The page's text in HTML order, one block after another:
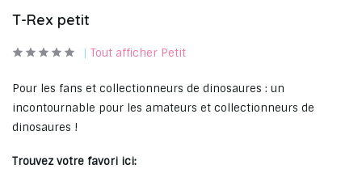
T-Rex petit
Tout afficher Petit
Pour les fans et collectionneurs de dinosaures : un
incontournable pour les amateurs et collectionneurs de
dinosaures !
Trouvez votre favori ici: